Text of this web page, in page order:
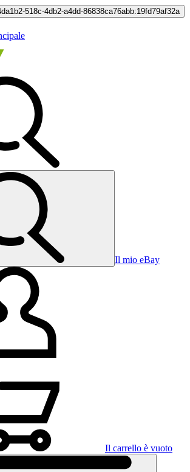
518c-4db2-a4dd-86838ca76abb:19fd79af32a
Il mio eBay
Il carrello è vuoto